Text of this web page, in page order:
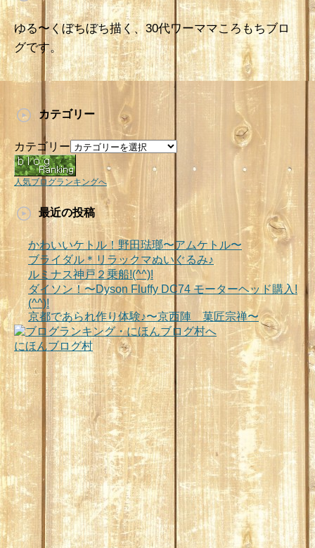
ゆる〜くぼちぼち描く、30代ワーママころもちブロ
グです。
カテゴリー
カテゴリー
人気ブログランキングへ
最近の投稿
かわいいケトル！野田琺瑯〜アムケトル〜
ブライダル＊リラックマぬいぐるみ♪
ルミナス神戸２乗船!(^^)!
ダイソン！〜Dyson Fluffy DC74 モーターヘッド購入!
(^^)!
京都であられ作り体験♪〜京西陣 菓匠宗禅〜
にほんブログ村